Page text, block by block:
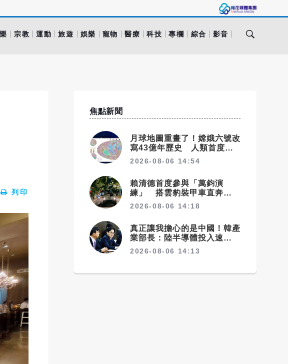
宗教 運動 旅遊 娛樂 寵物 醫療 科技 專欄 綜合 影音
列印
焦點新聞
月球地圖重畫了！嫦娥六號改
寫43億年歷史 人類首度
「看見」月球深部
2026-08-06 14:54
賴清德首度參與「萬鈞演
練」 搭雲豹裝甲車直奔衡山
指揮所
2026-08-06 14:18
真正讓我擔心的是中國！韓產
業部長：陸半導體投入速度驚
人 三星、SK海力士恐失領
2026-08-06 14:13